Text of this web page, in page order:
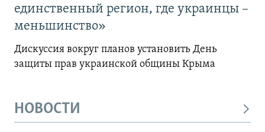
единственный регион, где украинцы –
меньшинство»
Дискуссия вокруг планов установить День
защиты прав украинской общины Крыма
НОВОСТИ